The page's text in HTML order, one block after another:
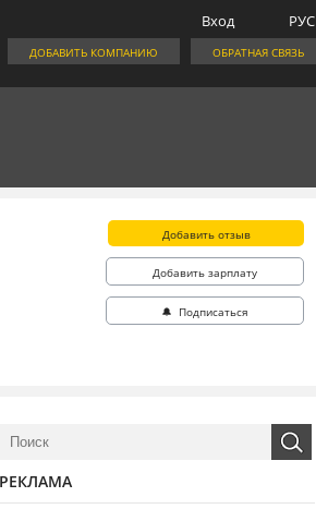
РУС
Вход
ОБРАТНАЯ СВЯЗЬ
ДОБАВИТЬ КОМПАНИЮ
Добавить отзыв
Добавить зарплату
🔔 Подписаться
РЕКЛАМА